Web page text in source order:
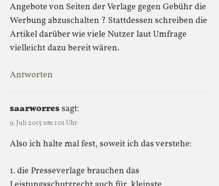
Angebote von Seiten der Verlage gegen Gebühr die
Werbung abzuschalten ? Stattdessen schreiben die
Artikel darüber wie viele Nutzer laut Umfrage
vielleicht dazu bereit wären.
Antworten
saarworressagt:
9. Juli 2013 um 1:01 Uhr
Also ich halte mal fest, soweit ich das verstehe:
1. die Presseverlage brauchen das